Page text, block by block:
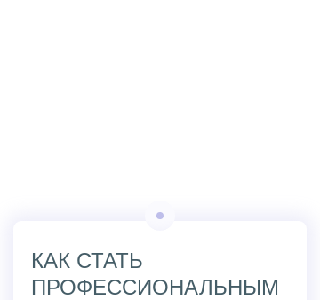
КАК СТАТЬ
ПРОФЕССИОНАЛЬНЫМ